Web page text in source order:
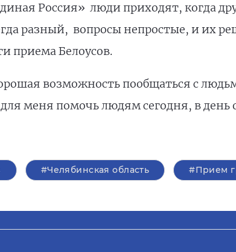
Россия» люди приходят, когда
разный, вопросы непростые, и их
приема Белоусов.
возможность пообщаться с
меня помочь людям сегодня, в
#Челябинская область #Прием